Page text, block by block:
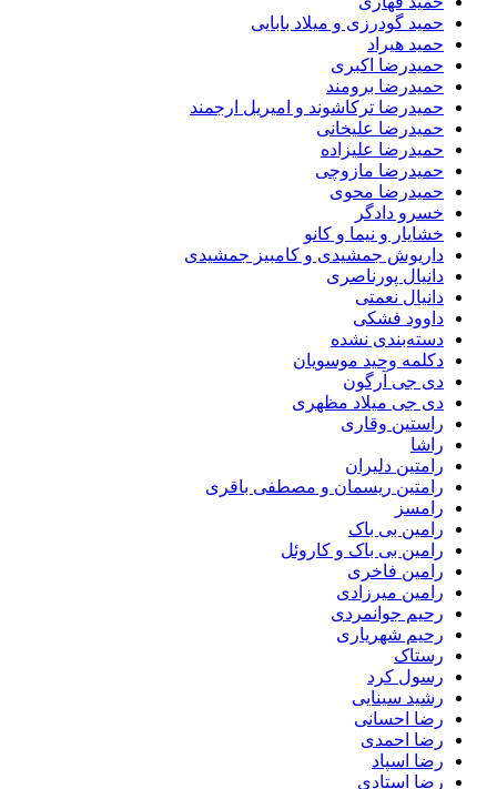
حمید گودرزی و میلاد بابایی
حمید هیراد
حمیدرضا اکبری
حمیدرضا برومند
حمیدرضا ترکاشوند و امیریل ارجمند
حمیدرضا علیخانی
حمیدرضا علیزاده
حمیدرضا مازوچی
حمیدرضا محوی
خسرو دادگر
خشایار و نیما و کانو
داریوش جمشیدی و کامبیز جمشیدی
دانیال پورناصری
دانیال نعمتی
داوود فشکی
دسته‌بندی نشده
دکلمه وحید موسویان
دی جی آرگون
دی جی میلاد مظهری
راستین وقاری
راشا
رامتین دلیران
رامتین ریسمان و مصطفی باقری
رامسز
رامین بی باک
رامین بی باک و کاروئل
رامین فاخری
رامین میرزادی
رحیم جوانمردی
رحیم شهریاری
رستاک
رسول کرد
رشید سینایی
رضا احسانی
رضا احمدی
رضا اسپاد
رضا استادی